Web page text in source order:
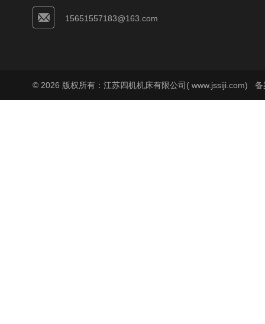
15651557183@163.com
© 2026 版权所有：江苏四机机床有限公司( www.jssiji.com) 备